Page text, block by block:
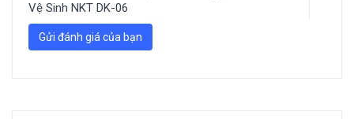
Vệ Sinh NKT DK-06
Gửi đánh giá của bạn